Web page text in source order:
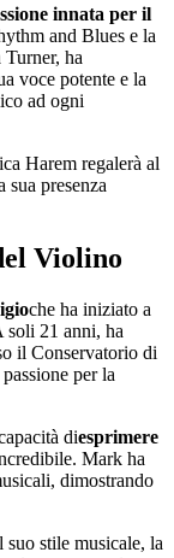
innata per il
and Blues e la
ha
voce potente e la
ad ogni
Harem regalerà al
sua presenza
Violino
che ha iniziato a
soli 21 anni, ha
il Conservatorio di
per la
diesprimere
Mark ha
dimostrando
stile musicale, la